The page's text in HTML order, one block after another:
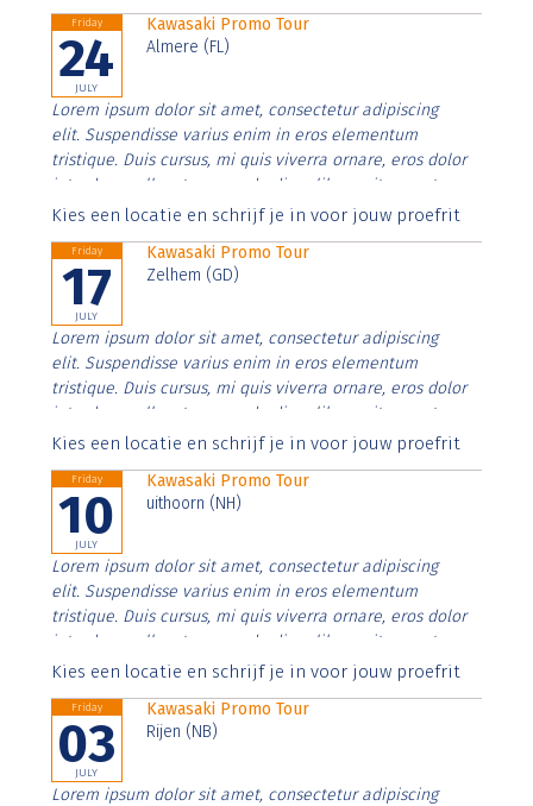
Friday
24
JULY
Kawasaki Promo Tour
Almere (FL)
Lorem ipsum dolor sit amet, consectetur adipiscing
elit. Suspendisse varius enim in eros elementum
tristique. Duis cursus, mi quis viverra ornare, eros dolor
interdum nulla, ut commodo diam libero vitae erat.
Aenean faucibus nibh et justo cursus id rutrum lorem
Kies een locatie en schrijf je in voor jouw proefrit
Friday
17
JULY
Kawasaki Promo Tour
Zelhem (GD)
Lorem ipsum dolor sit amet, consectetur adipiscing
elit. Suspendisse varius enim in eros elementum
tristique. Duis cursus, mi quis viverra ornare, eros dolor
interdum nulla, ut commodo diam libero vitae erat.
Aenean faucibus nibh et justo cursus id rutrum lorem
Kies een locatie en schrijf je in voor jouw proefrit
Friday
10
JULY
Kawasaki Promo Tour
uithoorn (NH)
Lorem ipsum dolor sit amet, consectetur adipiscing
elit. Suspendisse varius enim in eros elementum
tristique. Duis cursus, mi quis viverra ornare, eros dolor
interdum nulla, ut commodo diam libero vitae erat.
Aenean faucibus nibh et justo cursus id rutrum lorem
Kies een locatie en schrijf je in voor jouw proefrit
Friday
03
JULY
Kawasaki Promo Tour
Rijen (NB)
Lorem ipsum dolor sit amet, consectetur adipiscing